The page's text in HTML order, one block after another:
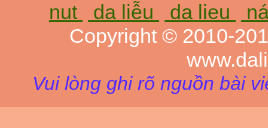
nut
da liễu da lieu
Copyright © 2010-
Vui lòng ghi rõ nguồn bài